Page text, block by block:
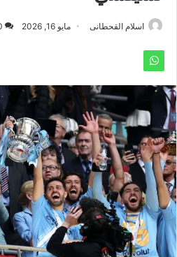
اسلام القحطانى مايو 16, 2026